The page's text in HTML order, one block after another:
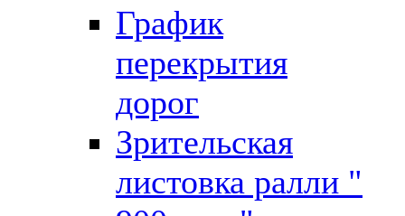
График
перекрытия
дорог
Зрительская
листовка ралли "